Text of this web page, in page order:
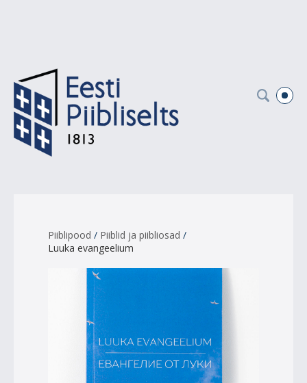
Piiblipood / Piiblid ja piibliosad /
Luuka evangeelium